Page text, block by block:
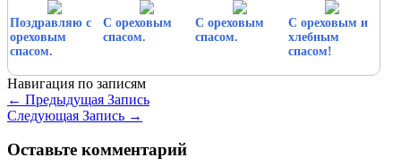
Поздравляю с
ореховым
спасом.
С ореховым
спасом.
С ореховым
спасом.
С ореховым и
хлебным
спасом!
Навигация по записям
← Предыдущая Запись
Следующая Запись →
Оставьте комментарий